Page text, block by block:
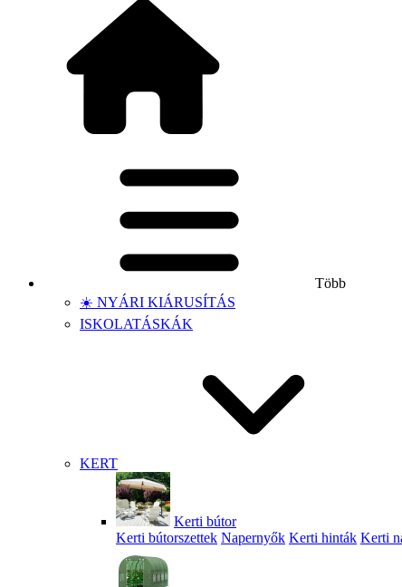
Több
☀️ NYÁRI KIÁRUSÍTÁS
ISKOLATÁSKÁK
KERT
Kerti bútor
Kerti bútorszettek Napernyők Kerti hinták Kerti